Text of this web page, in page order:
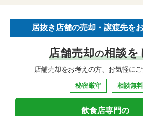
居抜き店舗の売却・譲渡先を
店舗売却の相談を
店舗売却をお考えの方、お気軽にご
秘密厳守 相談無料
飲食店専門の